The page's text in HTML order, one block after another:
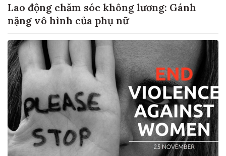
Lao động chăm sóc không lương: Gánh
nặng vô hình của phụ nữ